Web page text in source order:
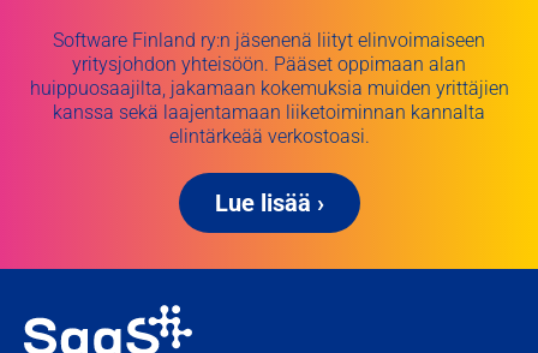
Software Finland ry:n jäsenenä liityt elinvoimaiseen
yritysjohdon yhteisöön. Pääset oppimaan alan
huippuosaajilta, jakamaan kokemuksia muiden yrittäjien
kanssa sekä laajentamaan liiketoiminnan kannalta
elintärkeää verkostoasi.
Lue lisää ›